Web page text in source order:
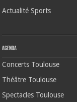
Actualité Sports
Agenda
Concerts Toulouse
Théâtre Toulouse
Spectacles Toulouse